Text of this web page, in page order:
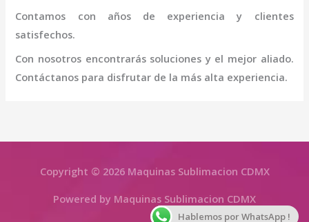
Contamos con años de experiencia y clientes
satisfechos.
Con nosotros encontrarás soluciones y el mejor aliado.
Contáctanos para disfrutar de la más alta experiencia.
Copyright © 2026 Maquinas Sublimacion CDMX
Powered by Maquinas Sublimacion CDMX
Hablemos por WhatsApp !